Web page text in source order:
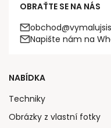
OBRAŤTE SE NA NÁS
Napište nám na
NABÍDKA
Techniky
Obrázky z vlastní fotky